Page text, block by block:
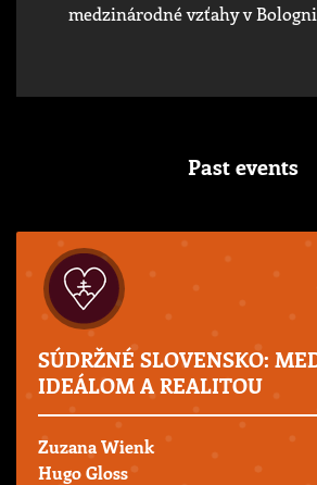
medzinárodné vzťahy v
Past events
SÚDRŽNÉ SLOVENSKO:
IDEÁLOM A REALITOU
Zuzana Wienk
Hugo Gloss